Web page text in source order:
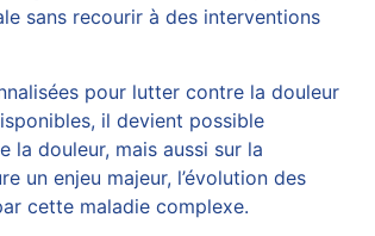
sans recourir à des interventions
pour lutter contre la douleur
il devient possible
la douleur, mais aussi sur la
un enjeu majeur, l’évolution des
cette maladie complexe.